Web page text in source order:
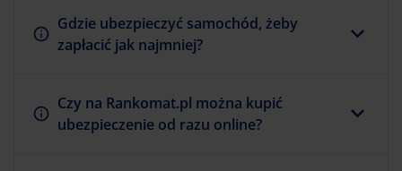
Gdzie ubezpieczyć samochód, żeby
zapłacić jak najmniej?
Czy na Rankomat.pl można kupić
ubezpieczenie od razu online?